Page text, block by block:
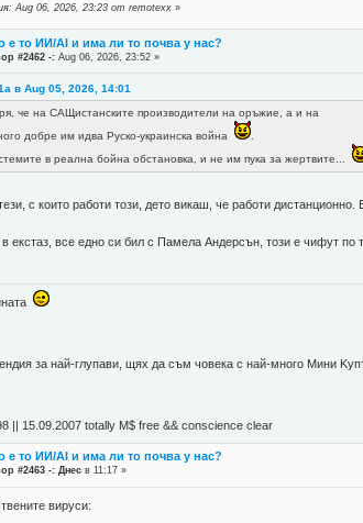
Aug 06, 2026, 23:23 от remotexx »
е то ИИ/AI и има ли то почва у нас?
#2462 -: Aug 06, 2026, 23:52 »
в Aug 05, 2026, 14:01
че на САЩистанските производители на оръжие, а и на
добре им идва Руско-украинска война
в реална бойна обстановка, и не им пука за жертвите...
с които работи този, дето викаш, че работи
екстаз, все едно си бил с Памела Андерсън, този е чифут по
за най-глупави, щях да съм човека с най-много Mини
|| 15.09.2007 totally М$ free && conscience clear
е то ИИ/AI и има ли то почва у нас?
#2463 -: Днес в 11:17 »
вируси: